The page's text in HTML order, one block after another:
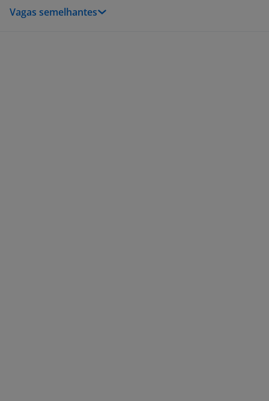
Vagas semelhantes